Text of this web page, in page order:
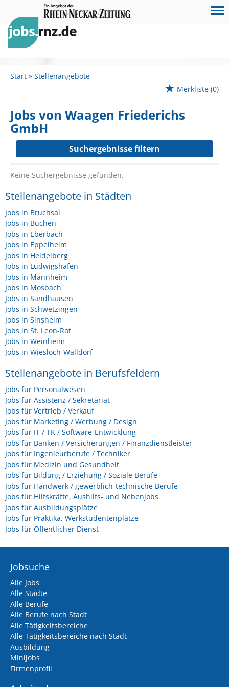
Start
Stellenangebote
Merkliste (0)
Jobs von Waagen Friederichs
GmbH
Suchergebnisse filtern
Keine Suchergebnisse gefunden.
Stellenangebote in Städten
Jobs in Bruchsal
Jobs in Buchen
Jobs in Eberbach
Jobs in Eppelheim
Jobs in Heidelberg
Jobs in Ludwigshafen
Jobs in Mannheim
Jobs in Mosbach
Jobs in Sandhausen
Jobs in Schwetzingen
Jobs in Sinsheim
Jobs in St. Leon-Rot
Jobs in Weinheim
Jobs in Wiesloch-Walldorf
Stellenangebote in Berufsfeldern
Jobs für Personalwesen
Jobs für Assistenz / Sekretariat
Jobs für Vertrieb / Verkauf
Jobs für Marketing / Werbung / Design
Jobs für IT / TK / Software-Entwicklung
Jobs für Banken / Versicherungen / Finanzdienstleister
Jobs für Ingenieurberufe / Techniker
Jobs für Medizin und Gesundheit
Jobs für Bildung / Erziehung / Soziale Berufe
Jobs für Handwerk / gewerblich-technische Berufe
Jobs für Hilfskräfte, Aushilfs- und Nebenjobs
Jobs für Ausbildungsplätze
Jobs für Praktika, Werkstudentenplätze
Jobs für Öffentlicher Dienst
Jobsuche
Alle Jobs
Alle Städte
Alle Berufe
Alle Berufe nach Stadt
Alle Tätigkeitsbereiche
Alle Tätigkeitsbereiche nach Stadt
Ausbildung
Minijobs
Firmenprofil